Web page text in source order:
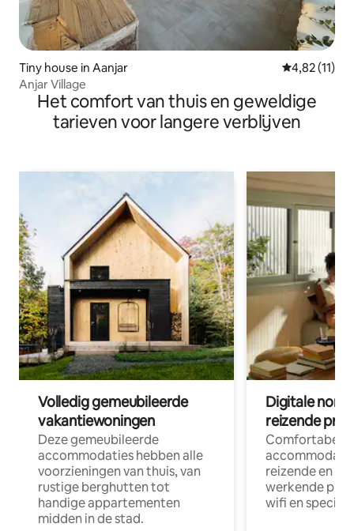
Tiny house in Aanjar Gemiddelde
4,82 (11)
Anjar Village
Het comfort van thuis en geweldige
tarieven voor langere verblijven
Volledig gemeubileerde
vakantiewoningen
Deze gemeubileerde
accommodaties hebben alle
voorzieningen van thuis, van
rustige berghutten tot
handige appartementen
midden in de stad.
Digitale
reizende
Comfortabele
reizende en
werkende
wifi en